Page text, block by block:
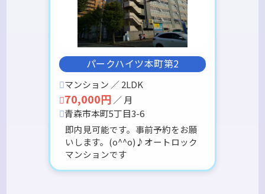
パークハイツ本町第2
マンション ／ 2LDK
70,000円 ／ 月
青森市本町5丁目3-6
即内見可能です。事前予約をお願
いします。(o^^o)♪オートロック
マンションです